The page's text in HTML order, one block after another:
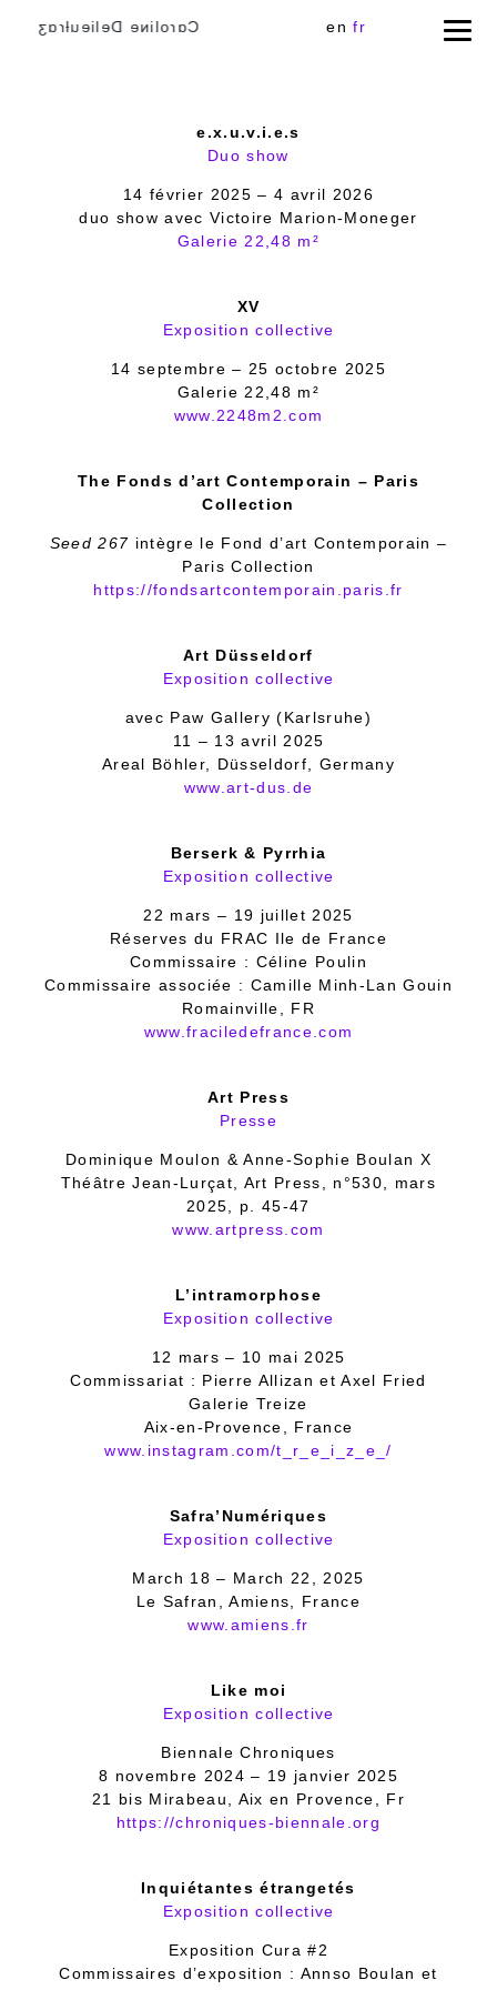
Cɑɾoliɴe Delieuƚɾɑʒ en fr
e.x.u.v.i.e.s
Duo show
14 février 2025 – 4 avril 2026
duo show avec Victoire Marion-Moneger
Galerie 22,48 m²
XV
Exposition collective
14 septembre – 25 octobre 2025
Galerie 22,48 m²
www.2248m2.com
The Fonds d’art Contemporain – Paris
Collection
Seed 267 intègre le Fond d’art Contemporain –
Paris Collection
https://fondsartcontemporain.paris.fr
Art Düsseldorf
Exposition collective
avec Paw Gallery (Karlsruhe)
11 – 13 avril 2025
Areal Böhler, Düsseldorf, Germany
www.art-dus.de
Berserk & Pyrrhia
Exposition collective
22 mars – 19 juillet 2025
Réserves du FRAC Ile de France
Commissaire : Céline Poulin
Commissaire associée : Camille Minh-Lan Gouin
Romainville, FR
www.fraciledefrance.com
Art Press
Presse
Dominique Moulon & Anne-Sophie Boulan X
Théâtre Jean-Lurçat, Art Press, n°530, mars
2025, p. 45-47
www.artpress.com
L’intramorphose
Exposition collective
12 mars – 10 mai 2025
Commissariat : Pierre Allizan et Axel Fried
Galerie Treize
Aix-en-Provence, France
www.instagram.com/t_r_e_i_z_e_/
Safra’Numériques
Exposition collective
March 18 – March 22, 2025
Le Safran, Amiens, France
www.amiens.fr
Like moi
Exposition collective
Biennale Chroniques
8 novembre 2024 – 19 janvier 2025
21 bis Mirabeau, Aix en Provence, Fr
https://chroniques-biennale.org
Inquiétantes étrangetés
Exposition collective
Exposition Cura #2
Commissaires d’exposition : Annso Boulan et